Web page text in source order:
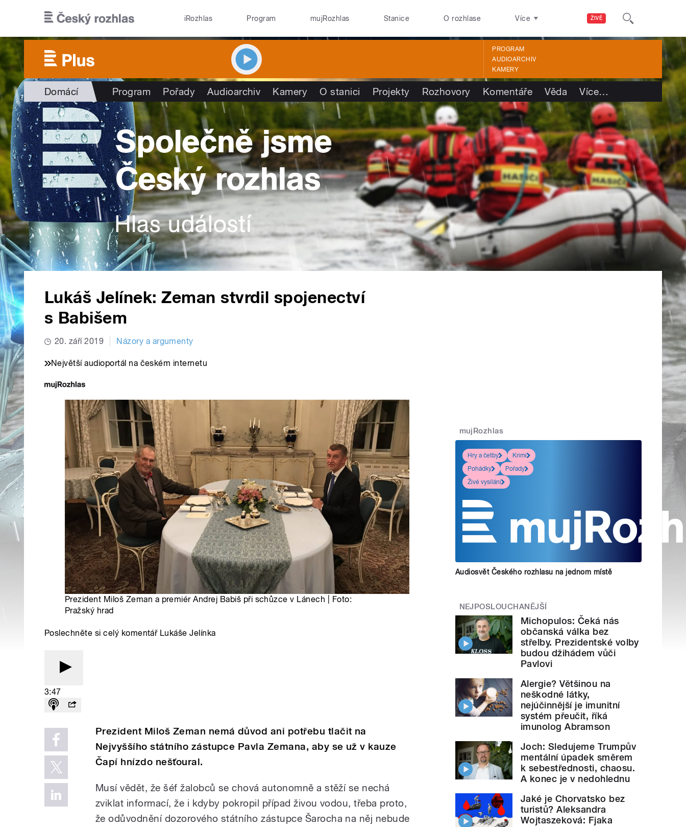
ŽIVĚ
iRozhlas Program mujRozhlas Stanice O rozhlase Více
PROGRAM
AUDIOARCHIV
KAMERY
Domácí Program Pořady Audioarchiv Kamery O stanici Projekty Rozhovory Komentáře Věda Více…
Lukáš Jelínek: Zeman stvrdil spojenectví
s Babišem
20. září 2019 Názory a argumenty
Největší audioportál na českém internetu
Prezident Miloš Zeman a premiér Andrej Babiš při schůzce v Lánech | Foto:
Pražský hrad
Poslechněte si celý komentář Lukáše Jelínka
3:47
Prezident Miloš Zeman nemá důvod ani potřebu tlačit na
Nejvyššího státního zástupce Pavla Zemana, aby se už v kauze
Čapí hnízdo nešťoural.
Musí vědět, že šéf žalobců se chová autonomně a stěží se nechá
zviklat informací, že i kdyby pokropil případ živou vodou, třeba proto,
že odůvodnění dozorového státního zástupce Šarocha na něj nebude
mujRozhlas
Hry a četby
Krimi
Pohádky
Pořady
Živé vysílání
Audiosvět Českého rozhlasu na jednom místě
NEJPOSLOUCHANĚJŠÍ
Michopulos: Čeká nás
občanská válka bez
střelby. Prezidentské volby
budou džihádem vůči
Pavlovi
Alergie? Většinou na
neškodné látky,
nejúčinnější je imunitní
systém přeučit, říká
imunolog Abramson
Joch: Sledujeme Trumpův
mentální úpadek směrem
k sebestřednosti, chaosu.
A konec je v nedohlednu
Jaké je Chorvatsko bez
turistů? Aleksandra
Wojtaszeková: Fjaka